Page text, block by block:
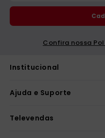
Confira nossa
Institucional
Ajuda e Suporte
Televendas